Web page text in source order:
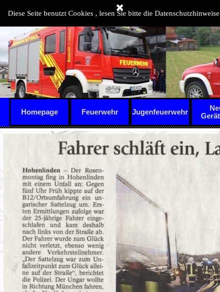
Diese Seite benutzt Cookies , lesen Sie bitte die
Homepage Feuerwehr ▼
Jugenfeuerwehr